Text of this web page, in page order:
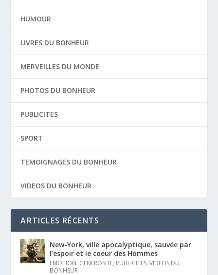
HUMOUR
LIVRES DU BONHEUR
MERVEILLES DU MONDE
PHOTOS DU BONHEUR
PUBLICITES
SPORT
TEMOIGNAGES DU BONHEUR
VIDEOS DU BONHEUR
ARTICLES RÉCENTS
New-York, ville apocalyptique, sauvée par
l’espoir et le coeur des Hommes
EMOTION, GENEROSITE, PUBLICITES,VIDEOS DU
BONHEUR